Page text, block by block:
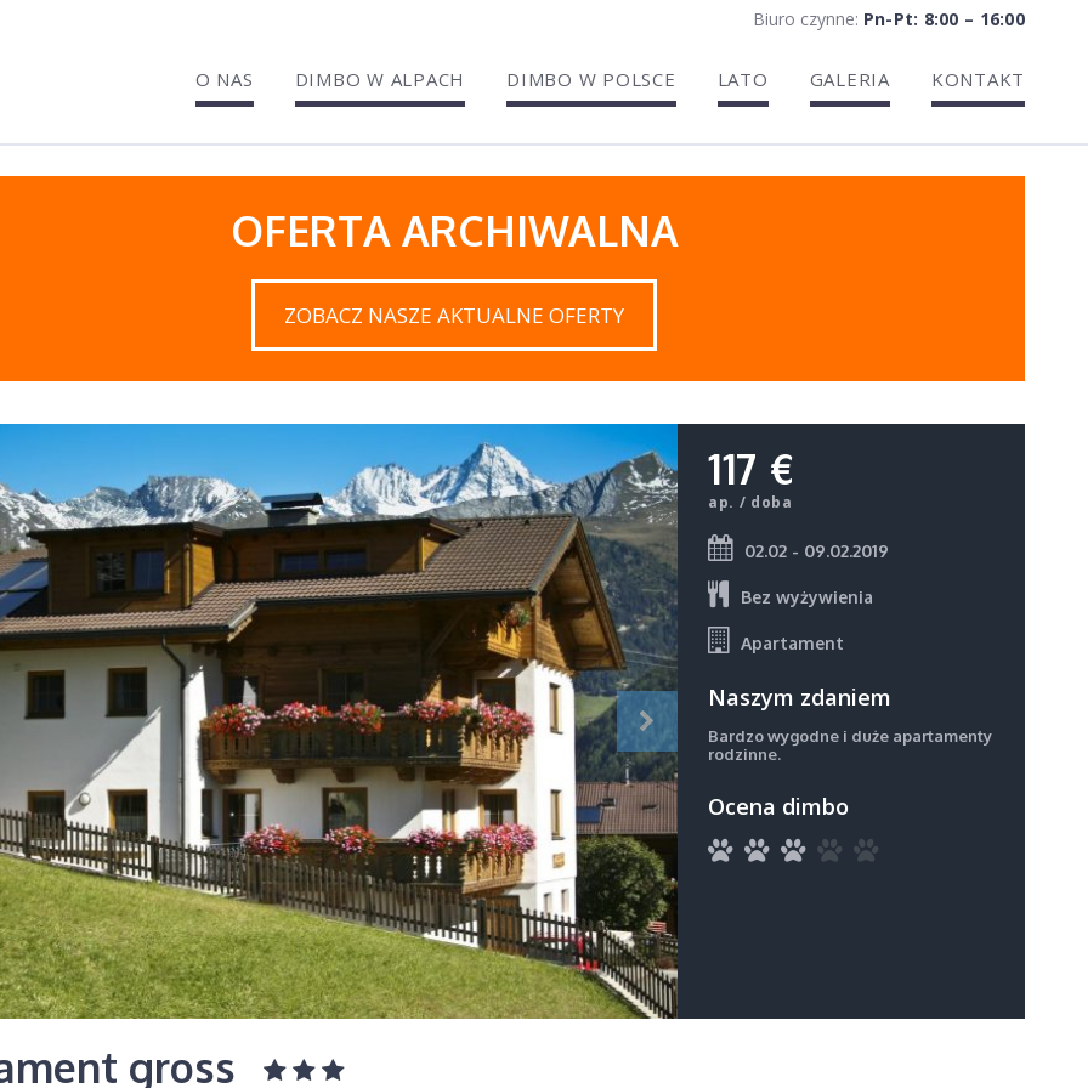
Biuro czynne: Pn-Pt: 8:00 – 16:00
O NAS DIMBO W ALPACH DIMBO W POLSCE LATO GALERIA KONTAKT
OFERTA ARCHIWALNA
ZOBACZ NASZE AKTUALNE OFERTY
117 €
ap. / doba
02.02 - 09.02.2019
Bez wyżywienia
Apartament
Naszym zdaniem
Bardzo wygodne i duże apartamenty
rodzinne.
Ocena dimbo
gross